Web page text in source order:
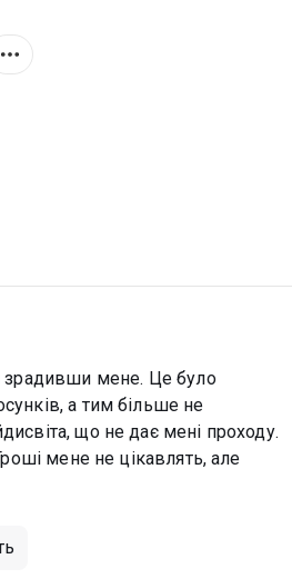
зрадивши мене. Це було
а тим більше не
що не дає мені проходу.
мене не цікавлять, але